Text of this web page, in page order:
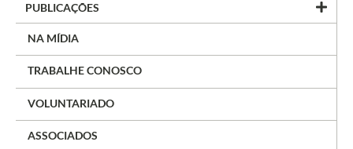
PUBLICAÇÕES
NA MÍDIA
TRABALHE CONOSCO
VOLUNTARIADO
ASSOCIADOS